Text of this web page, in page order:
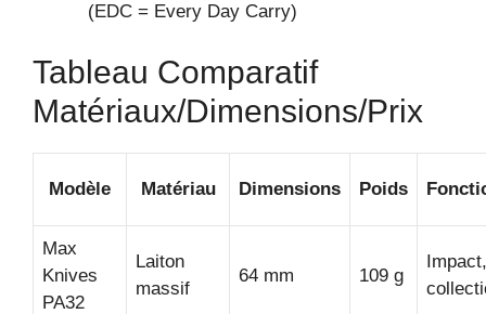
(EDC = Every Day Carry)
Tableau Comparatif
Matériaux/dimensions/prix
Modèle Matériau Dimensions Poids
Max
Knives
PA32
Laiton
massif
64 mm 109 g
Impact,